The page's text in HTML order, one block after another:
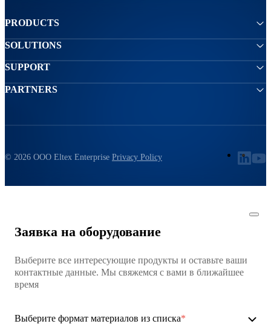
PRODUCTS
SOLUTIONS
SUPPORT
PARTNERS
© 2026 ООО Eltex Enterprise Privacy Policy
Заявка на оборудование
Выберите все интересующие продукты и оставьте ваши
контактные данные. Мы свяжемся с вами в ближайшее
время
Выберите формат материалов из списка*